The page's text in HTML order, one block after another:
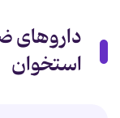
داروهای
استخوان